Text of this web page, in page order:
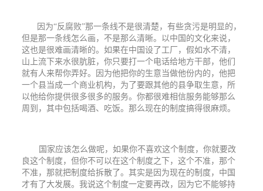
因为“反腐败”那一条线不是很清楚，有些贪污是明显的，
但是那一条线怎么画，不是那么清晰。以中国的文化来说，
这也是很难画清晰的。如果在中国设了工厂，假如水不清，
山上流下来水很肮脏，你只要打一个电话给地方干部，他们
就有人来帮你弄好。因为他把你的生意当做他份内的，他把
一个县当成一个商业机构，为了要跟其他的县争取生意，所
以他给你提供很多很多的服务。你都很难相信服务能够那么
周到，其中包括喝酒、吃饭。那么现在的制度搞得很麻烦。
国家应该怎么做呢，如果你不喜欢这个制度，你就要改
良这个制度，但你不可以在这个制度之下，这个不准，那个
不准，那就把制度给拆散了。其实是因为现在的制度，中国
才有了大发展。我说这个制度一定要再改，因为它不能够持